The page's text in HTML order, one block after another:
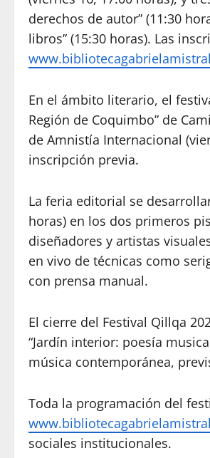
derechos de autor” (11:30
libros” (15:30 horas). Las
En el ámbito literario, el
Región de Coquimbo” de
de Amnistía Internacional
inscripción previa.
La feria editorial se
horas) en los dos primeros
diseñadores y artistas
en vivo de técnicas como
con prensa manual.
El cierre del Festival Qillqa
“Jardín interior: poesía
música contemporánea,
Toda la programación del
sociales institucionales.